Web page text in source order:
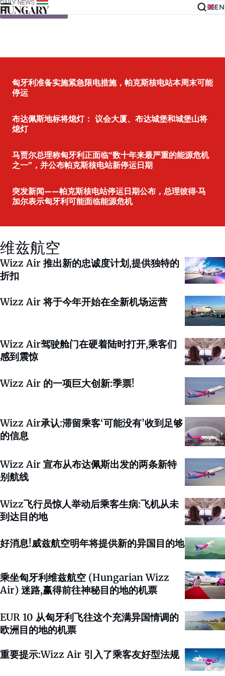
Skip to content EN
匈牙利准备实施紧急限电措施，帕克斯核电站本周末可能
停运
布达佩斯地标将熄灯： 议会大厦、布达城堡和城堡山将
熄灯
马贾尔总理称匈牙利正面临“数十年来最严重的能源危机
之一”，并公布帕克斯核电站新停运日期
突发新闻——帕克斯核电站停运日期公布，总理彼得·马
加尔表示匈牙利可能面临能源危机
维兹航空
Wizz Air 推出新的忠诚度计划,提供独特的
折扣
Wizz Air 将于今年开始在全新机场运营
Wizz Air驾驶舱门在硬着陆时打开,乘客们
感到震惊
Wizz Air 的一项巨大创新:季票!
Wizz Air承认:滞留乘客‘可能没有’收到足够
的信息
Wizz Air 宣布从布达佩斯出发的两条新特
别航线
Wizz飞行员惊人举动后乘客生病:飞机从未
到达目的地
好消息!威兹航空明年将提供新的异国目的地
乘坐匈牙利维兹航空 (Hungarian Wizz
Air) 迷路,赢得前往神秘目的地的机票
EUR 10 从匈牙利飞往这个充满异国情调的
欧洲目的地的机票
重要提示:Wizz Air 引入了乘客友好型法规